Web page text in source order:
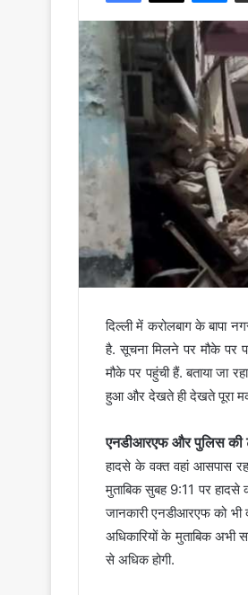
दिल्ली में करोलबाग के बापा
है. सूचना मिलने पर मौके पर
मौके पर पहुंची हैं. बताया जा
हुआ और देखते ही देखते पूरा
एनडीआरएफ और पुलिस की
हादसे के वक्त वहां आसपास
मुताबिक सुबह 9:11 पर हादसे
जानकारी एनडीआरएफ को
अधिकारियों के मुताबिक अभी
से अधिक होगी.